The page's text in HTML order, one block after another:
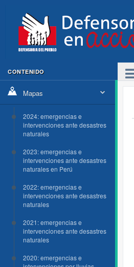
CONTENIDO
Mapas
2024: emergencias e
intervenciones ante desastres
naturales
2023: emergencias e
intervenciones ante desastres
naturales en Perú
2022: emergencias e
intervenciones ante desastres
naturales
2021: emergencias e
intervenciones ante desastres
naturales
2020: emergencias e